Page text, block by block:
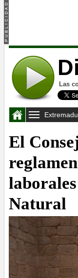
Las
El
Natural